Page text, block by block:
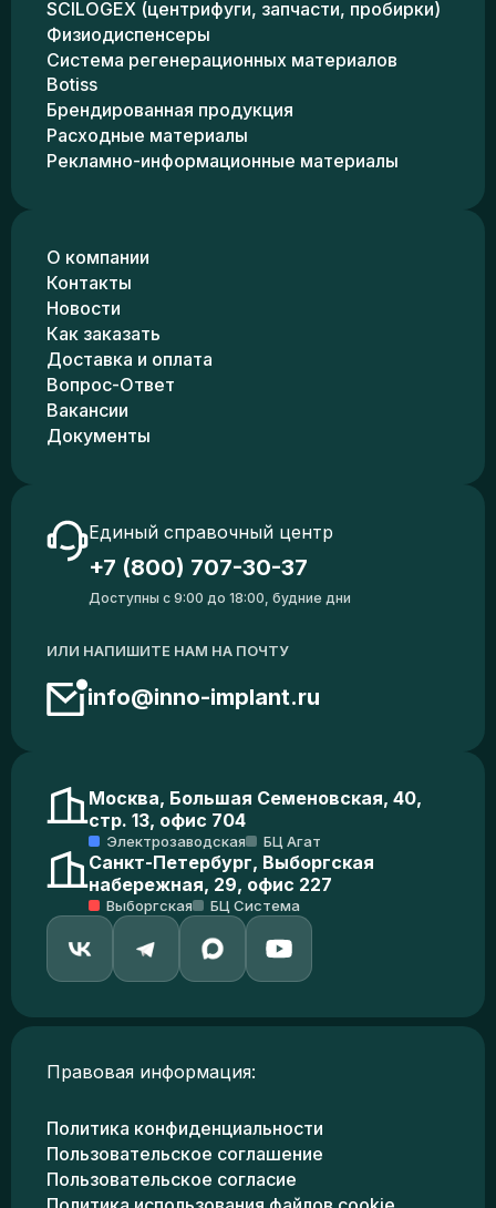
SCILOGEX (центрифуги, запчасти, пробирки)
Физиодиспенсеры
Система регенерационных материалов
Botiss
Брендированная продукция
Расходные материалы
Рекламно-информационные материалы
О компании
Контакты
Новости
Как заказать
Доставка и оплата
Вопрос-Ответ
Вакансии
Документы
Единый справочный центр
+7 (800) 707-30-37
Доступны с 9:00 до 18:00, будние дни
ИЛИ НАПИШИТЕ НАМ НА ПОЧТУ
info@inno-implant.ru
Москва, Большая Семеновская, 40,
стр. 13, офис 704
Электрозаводская БЦ Агат
Санкт-Петербург, Выборгская
набережная, 29, офис 227
Выборгская БЦ Система
Правовая информация:
Политика конфиденциальности
Пользовательское соглашение
Пользовательское согласие